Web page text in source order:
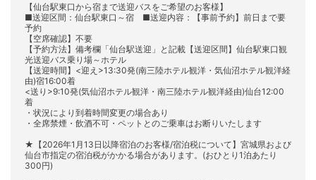
【仙台駅東口から宿まで送迎バスをご希望のお客様】
■送迎区間：仙台駅東口～宿 ■送迎内容：【事前予約】前日まで要
予約
【空席確認】不要
【予約方法】備考欄「仙台駅送迎」と記載【送迎区間】仙台駅東口観
光送迎バス乗り場～ホテル
【送迎時間】<迎え>13:30発(南三陸ホテル観洋・気仙沼ホテル観洋経
由)宿16:00着
<送り>9:10発(気仙沼ホテル観洋・南三陸ホテル観洋経由)仙台12:00
着
・状況により到着時間変更の場合あり
・全席禁煙・飲酒不可・ペットとのご乗車はお断りいたします
★【2026年1月13日以降宿泊のお客様/宿泊税について】宮城県および
仙台市指定の宿泊税がかかる場合があります。(おひとり1泊あたり
300円)